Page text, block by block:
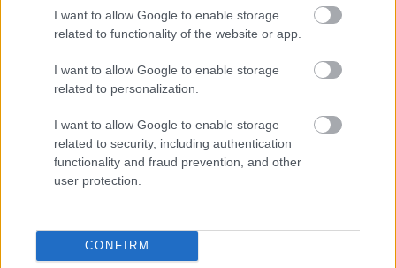
I want to allow Google to enable storage
related to functionality of the website or app.
I want to allow Google to enable storage
related to personalization.
I want to allow Google to enable storage
related to security, including authentication
functionality and fraud prevention, and other
user protection.
CONFIRM
Teollisuus
Terveys- ja sosiaalipalvelut
Palvelutarjonta
ALV-laskelmat, ilmoitukset verottajalle ja
tilinpäätökset
Henkilöstöhallinnon palvelut
Kansainvälistymispalvelut
Konserneihin liittyvät palvelut